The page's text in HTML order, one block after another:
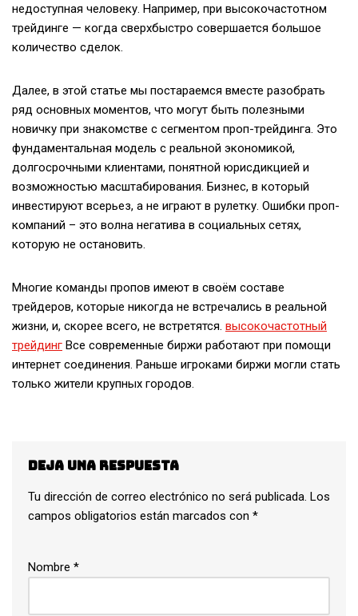
недоступная человеку. Например, при высокочастотном
трейдинге — когда сверхбыстро совершается большое
количество сделок.
Далее, в этой статье мы постараемся вместе разобрать
ряд основных моментов, что могут быть полезными
новичку при знакомстве с сегментом проп-трейдинга. Это
фундаментальная модель с реальной экономикой,
долгосрочными клиентами, понятной юрисдикцией и
возможностью масштабирования. Бизнес, в который
инвестируют всерьез, а не играют в рулетку. Ошибки проп-
компаний – это волна негатива в социальных сетях,
которую не остановить.
Многие команды пропов имеют в своём составе
трейдеров, которые никогда не встречались в реальной
жизни, и, скорее всего, не встретятся. высокочастотный
трейдинг Все современные биржи работают при помощи
интернет соединения. Раньше игроками биржи могли стать
только жители крупных городов.
Deja una respuesta
Tu dirección de correo electrónico no será publicada. Los
campos obligatorios están marcados con *
Nombre *